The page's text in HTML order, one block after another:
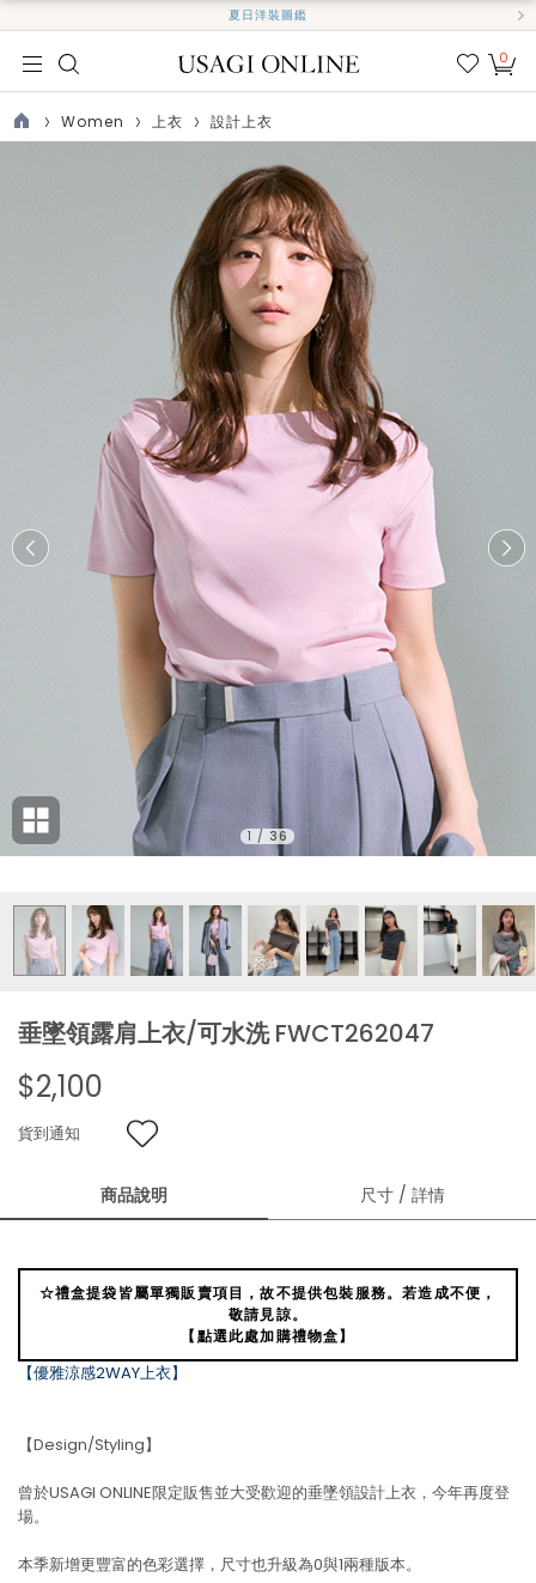
夏日洋裝圖鑑
我的
0
TOP
Women 上衣 設計上衣
1 / 36
垂墜領露肩上衣/可水洗 FWCT262047
$2,100
貨到通知
商品說明 尺寸 / 詳情
☆禮盒提袋皆屬單獨販賣項目，故不提供包裝服務。若造成不便，
敬請見諒。
【點選此處加購禮物盒】
【優雅涼感2WAY上衣】
【Design/Styling】
曾於USAGI ONLINE限定販售並大受歡迎的垂墜領設計上衣，今年再度登
場。
本季新增更豐富的色彩選擇，尺寸也升級為0與1兩種版本。